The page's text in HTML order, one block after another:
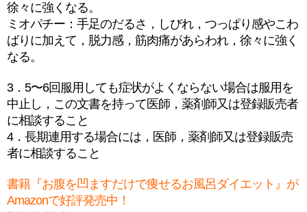
徐々に強くなる。
ミオパチー：手足のだるさ，しびれ，つっぱり感やこわ
ばりに加えて，脱力感，筋肉痛があらわれ，徐々に強く
なる。
3．5〜6回服用しても症状がよくならない場合は服用を
中止し，この文書を持って医師，薬剤師又は登録販売者
に相談すること
4．長期連用する場合には，医師，薬剤師又は登録販売
者に相談すること
書籍『お腹を凹ますだけで痩せるお風呂ダイエット』が
Amazonで好評発売中！